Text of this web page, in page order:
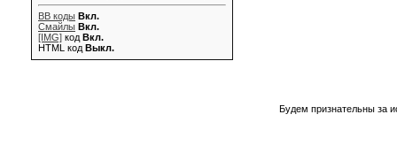
BB коды Вкл.
Смайлы Вкл.
[IMG] код Вкл.
HTML код Выкл.
Будем признательны за